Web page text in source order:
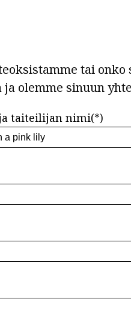
tai
olemme sinuun
taiteilijan nimi(*)